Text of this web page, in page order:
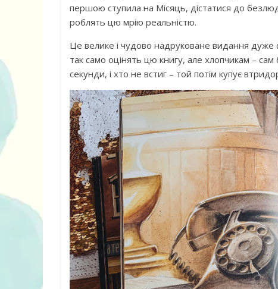
першою ступила на Місяць, дістатися до
роблять цю мрію реальністю.
Це велике і чудово надруковане видання дуже
так само оцінять цю книгу, але хлопчикам – сам
секунди, і хто не встиг – той потім купує